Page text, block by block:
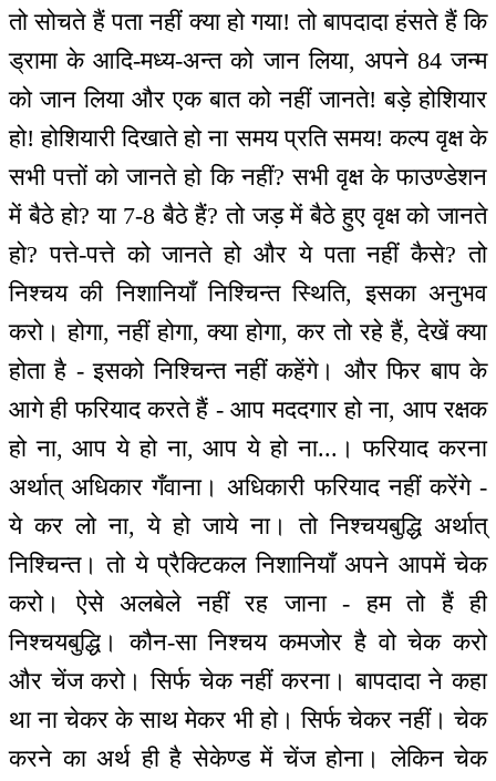
तो सोचते हैं पता नहीं क्या हो गया! तो बापदादा हंसते हैं कि
ड्रामा के आदि-मध्य-अन्त को जान लिया, अपने 84 जन्म
को जान लिया और एक बात को नहीं जानते! बड़े होशियार
हो! होशियारी दिखाते हो ना समय प्रति समय! कल्प वृक्ष के
सभी पत्तों को जानते हो कि नहीं? सभी वृक्ष के फाउण्डेशन
में बैठे हो? या 7-8 बैठे हैं? तो जड़ में बैठे हुए वृक्ष को जानते
हो? पत्ते-पत्ते को जानते हो और ये पता नहीं कैसे? तो
निश्चय की निशानियाँ निश्चिन्त स्थिति, इसका अनुभव
करो। होगा, नहीं होगा, क्या होगा, कर तो रहे हैं, देखें क्या
होता है - इसको निश्चिन्त नहीं कहेंगे। और फिर बाप के
आगे ही फरियाद करते हैं - आप मददगार हो ना, आप रक्षक
हो ना, आप ये हो ना, आप ये हो ना...। फरियाद करना
अर्थात् अधिकार गँवाना। अधिकारी फरियाद नहीं करेंगे -
ये कर लो ना, ये हो जाये ना। तो निश्चयबुद्धि अर्थात्
निश्चिन्त। तो ये प्रैक्टिकल निशानियाँ अपने आपमें चेक
करो। ऐसे अलबेले नहीं रह जाना - हम तो हैं ही
निश्चयबुद्धि। कौन-सा निश्चय कमजोर है वो चेक करो
और चेंज करो। सिर्फ चेक नहीं करना। बापदादा ने कहा
था ना चेकर के साथ मेकर भी हो। सिर्फ चेकर नहीं। चेक
करने का अर्थ ही है सेकेण्ड में चेंज होना। लेकिन चेक